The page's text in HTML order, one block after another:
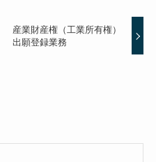
産業財産権（工業所有権）
出願登録業務